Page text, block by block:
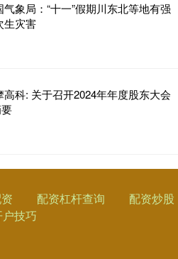
象局：“十一”假期川东北等地有强
生灾害
科: 关于召开2024年年度股东大会
配资杠杆查询
配资炒股
技巧